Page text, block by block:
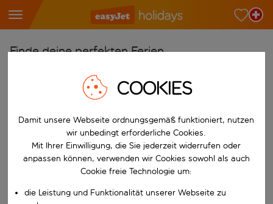
Finde deine perfekten Ferien
Beginne mit der Eingabe für die automatische
Wähle deine Flughäfen
Beginne mit der Eingabe für die automatische
Reiseziele finden
Nach
W&auml;hle ein Ab- und R&uuml;ckflugdatum aus.
Wann
COOKIES
Damit unsere Webseite ordnungsgemäß funktioniert, nutzen
wir unbedingt erforderliche Cookies.
Mit Ihrer Einwilligung, die Sie jederzeit widerrufen oder
anpassen können, verwenden wir Cookies sowohl als auch
Cookie freie Technologie um:
die Leistung und Funktionalität unserer Webseite zu